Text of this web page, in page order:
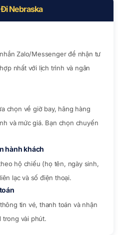
Nebraska
Zalo/Messenger để nhận tư
nhất với lịch trình và ngân
chọn về giờ bay, hãng hàng
và mức giá. Bạn chọn chuyến
hành khách
hộ chiếu (họ tên, ngày sinh,
lạc và số điện thoại.
tin vé, thanh toán và nhận
trong vài phút.